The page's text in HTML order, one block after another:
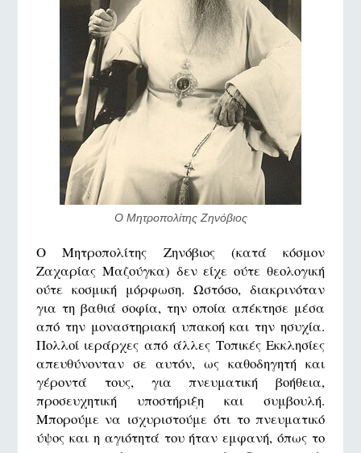
Ο Μητροπολίτης Ζηνόβιος
Ο Μητροπολίτης Ζηνόβιος (κατά κόσμον
Ζαχαρίας Μαζούγκα) δεν είχε ούτε θεολογική
ούτε κοσμική μόρφωση. Ωστόσο, διακρινόταν
για τη βαθιά σοφία, την οποία απέκτησε μέσα
από την μοναστηριακή υπακοή και την ησυχία.
Πολλοί ιεράρχες από άλλες Τοπικές Εκκλησίες
απευθύνονταν σε αυτόν, ως καθοδηγητή και
γέροντά τους, για πνευματική βοήθεια,
προσευχητική υποστήριξη και συμβουλή.
Μπορούμε να ισχυριστούμε ότι το πνευματικό
ύψος και η αγιότητά του ήταν εμφανή, όπως το